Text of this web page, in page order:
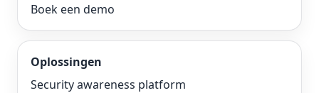
Boek een demo
Oplossingen
Security awareness platform